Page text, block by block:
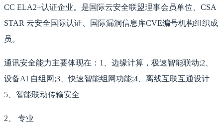
CC ELA2+认证企业。是国际云安全联盟理事会员单位、CSA
STAR 云安全国际认证、国际漏洞信息库CVE编号机构组织成
员。
通讯安全能力主要体现在：1、边缘计算，极速智能联动;2、
设备AI 自组网;3、快速智能组网功能;4、离线互联互通设计
5、智能联动传输安全
2、 专业